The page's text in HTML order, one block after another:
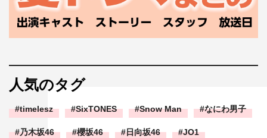
かりやすいですから。やっぱり我々はいいものしか紹介し
ませんので！（笑）
番組情報
人気のタグ
timelesz SixTONES Snow Man なにわ男子
乃木坂46 櫻坂46 日向坂46 JO1